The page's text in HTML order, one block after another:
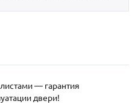
— гарантия
двери!